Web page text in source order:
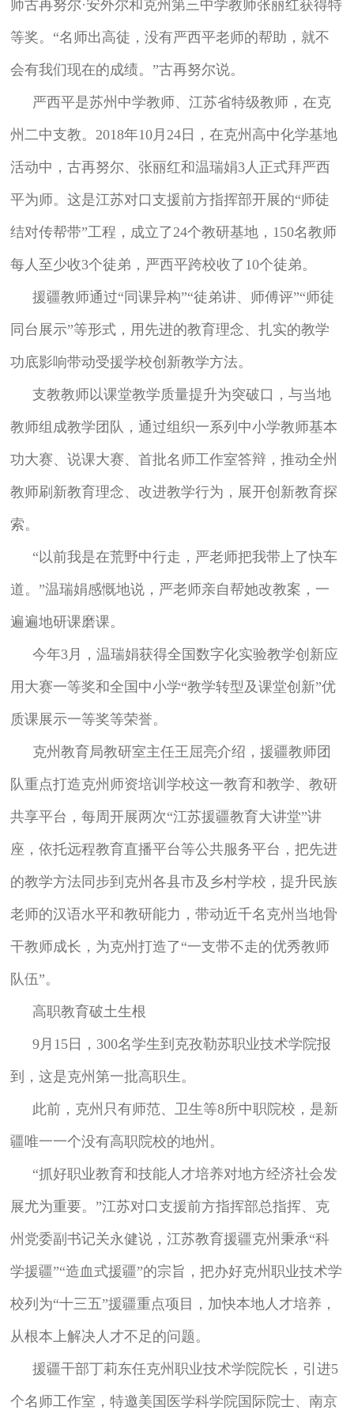
师古再努尔·安外尔和克州第三中学教师张丽红获得特
等奖。“名师出高徒，没有严西平老师的帮助，就不
会有我们现在的成绩。”古再努尔说。
严西平是苏州中学教师、江苏省特级教师，在克
州二中支教。2018年10月24日，在克州高中化学基地
活动中，古再努尔、张丽红和温瑞娟3人正式拜严西
平为师。这是江苏对口支援前方指挥部开展的“师徒
结对传帮带”工程，成立了24个教研基地，150名教师
每人至少收3个徒弟，严西平跨校收了10个徒弟。
援疆教师通过“同课异构”“徒弟讲、师傅评”“师徒
同台展示”等形式，用先进的教育理念、扎实的教学
功底影响带动受援学校创新教学方法。
支教教师以课堂教学质量提升为突破口，与当地
教师组成教学团队，通过组织一系列中小学教师基本
功大赛、说课大赛、首批名师工作室答辩，推动全州
教师刷新教育理念、改进教学行为，展开创新教育探
索。
“以前我是在荒野中行走，严老师把我带上了快车
道。”温瑞娟感慨地说，严老师亲自帮她改教案，一
遍遍地研课磨课。
今年3月，温瑞娟获得全国数字化实验教学创新应
用大赛一等奖和全国中小学“教学转型及课堂创新”优
质课展示一等奖等荣誉。
克州教育局教研室主任王屈亮介绍，援疆教师团
队重点打造克州师资培训学校这一教育和教学、教研
共享平台，每周开展两次“江苏援疆教育大讲堂”讲
座，依托远程教育直播平台等公共服务平台，把先进
的教学方法同步到克州各县市及乡村学校，提升民族
老师的汉语水平和教研能力，带动近千名克州当地骨
干教师成长，为克州打造了“一支带不走的优秀教师
队伍”。
高职教育破土生根
9月15日，300名学生到克孜勒苏职业技术学院报
到，这是克州第一批高职生。
此前，克州只有师范、卫生等8所中职院校，是新
疆唯一一个没有高职院校的地州。
“抓好职业教育和技能人才培养对地方经济社会发
展尤为重要。”江苏对口支援前方指挥部总指挥、克
州党委副书记关永健说，江苏教育援疆克州秉承“科
学援疆”“造血式援疆”的宗旨，把办好克州职业技术学
校列为“十三五”援疆重点项目，加快本地人才培养，
从根本上解决人才不足的问题。
援疆干部丁莉东任克州职业技术学院院长，引进5
个名师工作室，特邀美国医学科学院国际院士、南京